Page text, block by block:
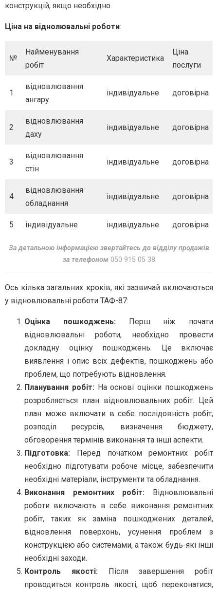
конструкцій, якщо необхідно.
Ціна на віднолювальні роботи:
№
Найменування
робіт
Характеристика
Ціна
послуги
1
відновлювання
ангару
індивідуальне договірна
2
відновлювання
даху
індивідуальне договірна
3
відновлювання
стін
індивідуальне договірна
4
відновлювання
обладнання
індивідуальне договірна
5 індивідуальне індивідуальне договірна
За детальною інформацією звертайтесь до відділу продажів
за телефоном 050 915 05 38
Ось кілька загальних кроків, які зазвичай включаються
у відновлювальні роботи ТАФ-87:
Оцінка пошкоджень: Перш ніж почати
відновлювальні роботи, необхідно провести
докладну оцінку пошкоджень. Це включає
виявлення і опис всіх дефектів, пошкоджень або
проблем, що потребують відновлення.
Планування робіт: На основі оцінки пошкоджень
розробляється план відновлювальних робіт. Цей
план може включати в себе послідовність робіт,
розподіл ресурсів, визначення бюджету,
обговорення термінів виконання та інші аспекти.
Підготовка: Перед початком ремонтних робіт
необхідно підготувати робоче місце, забезпечити
необхідні матеріали, інструменти та обладнання.
Виконання ремонтних робіт: Відновлювальні
роботи включають в себе виконання ремонтних
робіт, таких як заміна пошкоджених деталей,
відновлення поверхонь, усунення проблем з
конструкцією або системами, а також будь-які інші
необхідні заходи.
Контроль якості: Після завершення робіт
проводиться контроль якості, щоб переконатися,